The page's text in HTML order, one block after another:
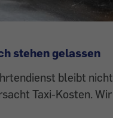
stehen gelassen
bleibt nicht
Taxi-Kosten. Wir